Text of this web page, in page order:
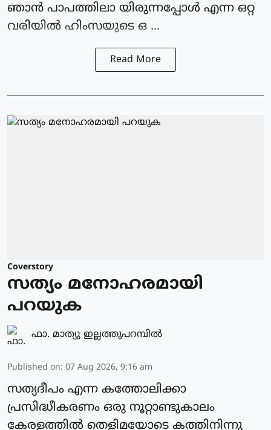
ഞാൻ പാപത്തിലാ യിരുന്നപ്പോൾ എന്ന ഒറ്റ
വരിയിൽ ഹിംസയുടെ ഒ ...
Read More
Coverstory
സത്യം മനോഹരമായി
പറയുക
ഫാ. മാത്യു ഇല്ലത്തുപറമ്പില്‍
Published on: 07 Aug 2026, 9:16 am
സത്യദീപം എന്ന കത്തോലിക്കാ
പ്രസിദ്ധീകരണം ഒരു നൂറ്റാണ്ടുകാലം
കേരളത്തിൽ തെളിമയോടെ കത്തിനിന്നു